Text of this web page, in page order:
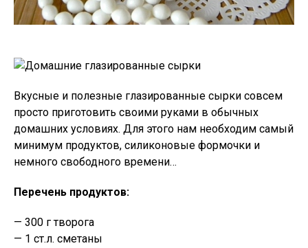
Вкусные и полезные глазированные сырки совсем
просто приготовить своими руками в обычных
домашних условиях. Для этого нам необходим самый
минимум продуктов, силиконовые формочки и
немного свободного времени…
Перечень продуктов:
— 300 г творога
— 1 ст.л. сметаны